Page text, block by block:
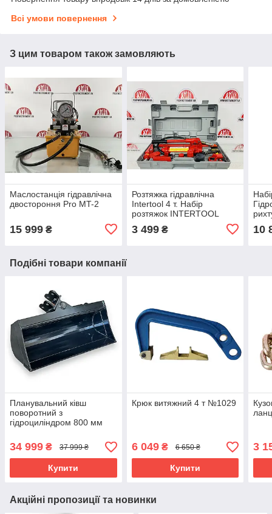
Всі умови повернення
З цим товаром також замовляють
Маслостанція гідравлічна
двостороння Pro MT-2
15 999 ₴
Розтяжка гідравлічна
Intertool 4 т. Набір
розтяжок INTERTOOL
3 499₴ 10
Подібні товари компанії
Планувальний ківш
поворотний з
гідроциліндром 800 мм
34 999 ₴ 37 999 ₴
Купити
Крюк витяжний 4 т №1029
6 049₴ 6 650 ₴
Купити
3
Акційні пропозиції та новинки